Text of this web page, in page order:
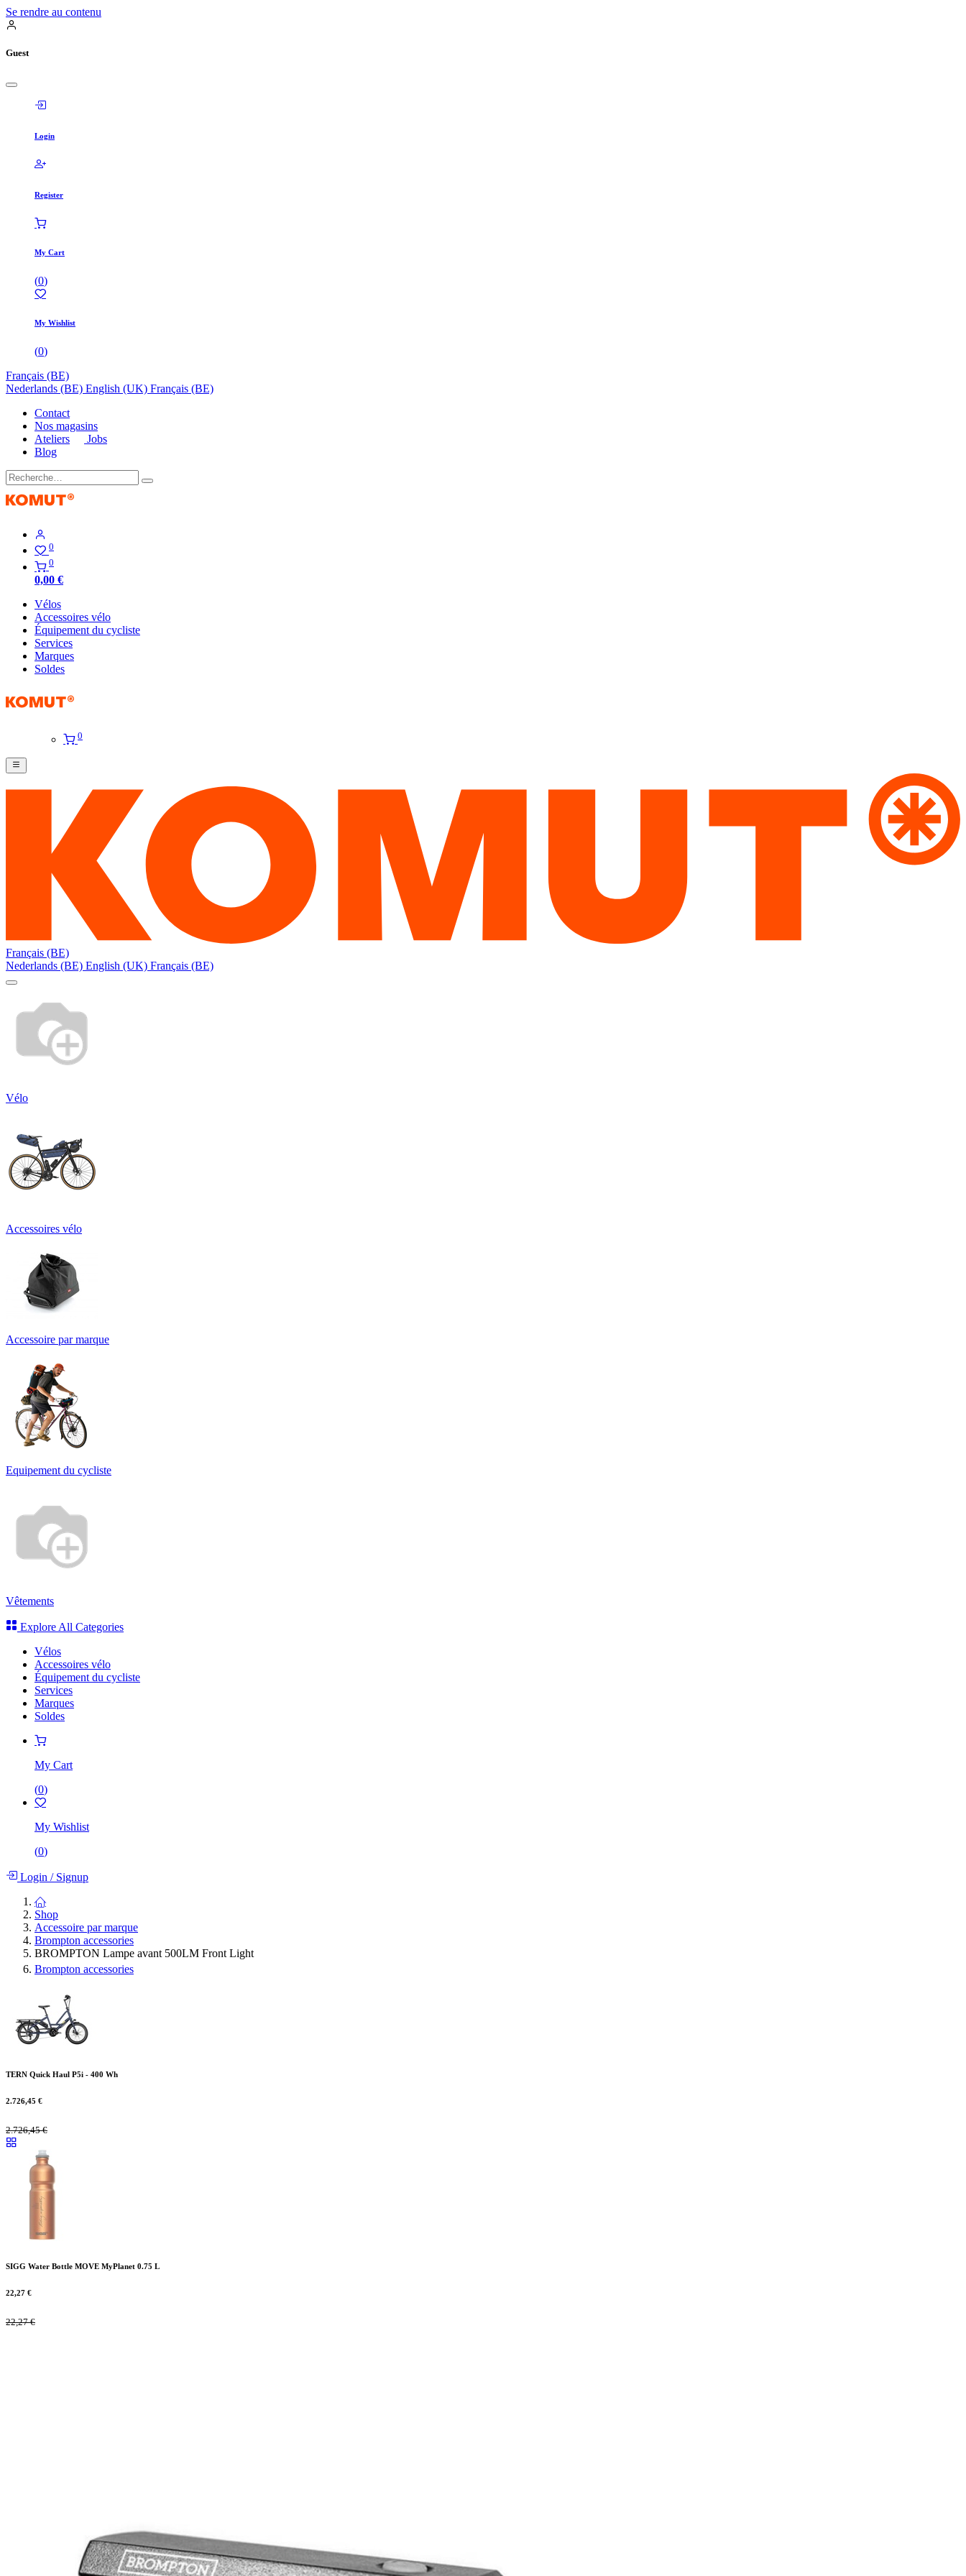
Se rendre au contenu
Guest
Login
Register
My Cart
(0)
My Wishlist
(0)
Français (BE)
Nederlands (BE) English (UK) Français (BE)
Contact
Nos magasins
Ateliers
Jobs
Blog
0
0
0,00 €
Vélos
Accessoires vélo
Équipement du cycliste
Services
Marques
Soldes
0
Français (BE)
Nederlands (BE) English (UK) Français (BE)
Vélo
Accessoires vélo
Accessoire par marque
Equipement du cycliste
Vêtements
Explore All Categories
Vélos
Accessoires vélo
Équipement du cycliste
Services
Marques
Soldes
My Cart
(0)
My Wishlist
(0)
Login /Signup
Shop
Accessoire par marque
Brompton accessories
BROMPTON Lampe avant 500LM Front Light
Brompton accessories
TERN Quick Haul P5i - 400 Wh
2.726,45 €
2.726,45€
SIGG Water Bottle MOVE MyPlanet 0.75 L
22,27 €
22,27€